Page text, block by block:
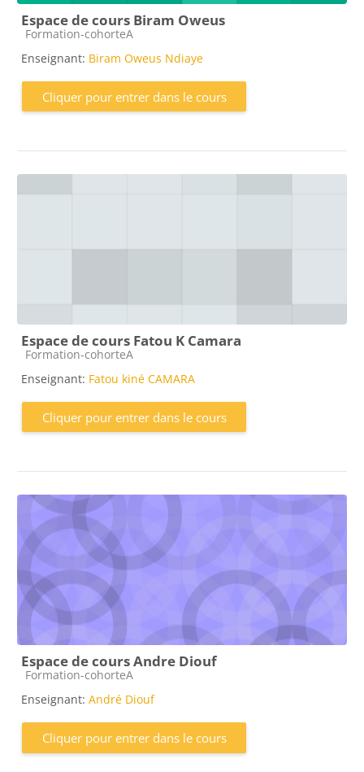
Espace de cours Biram Oweus
Catégorie de cours
Formation-cohorteA
Enseignant: Biram Oweus Ndiaye
Cliquer pour entrer dans le cours
Espace de cours Fatou K Camara
Catégorie de cours
Formation-cohorteA
Enseignant: Fatou kiné CAMARA
Cliquer pour entrer dans le cours
Espace de cours Andre Diouf
Catégorie de cours
Formation-cohorteA
Enseignant: André Diouf
Cliquer pour entrer dans le cours